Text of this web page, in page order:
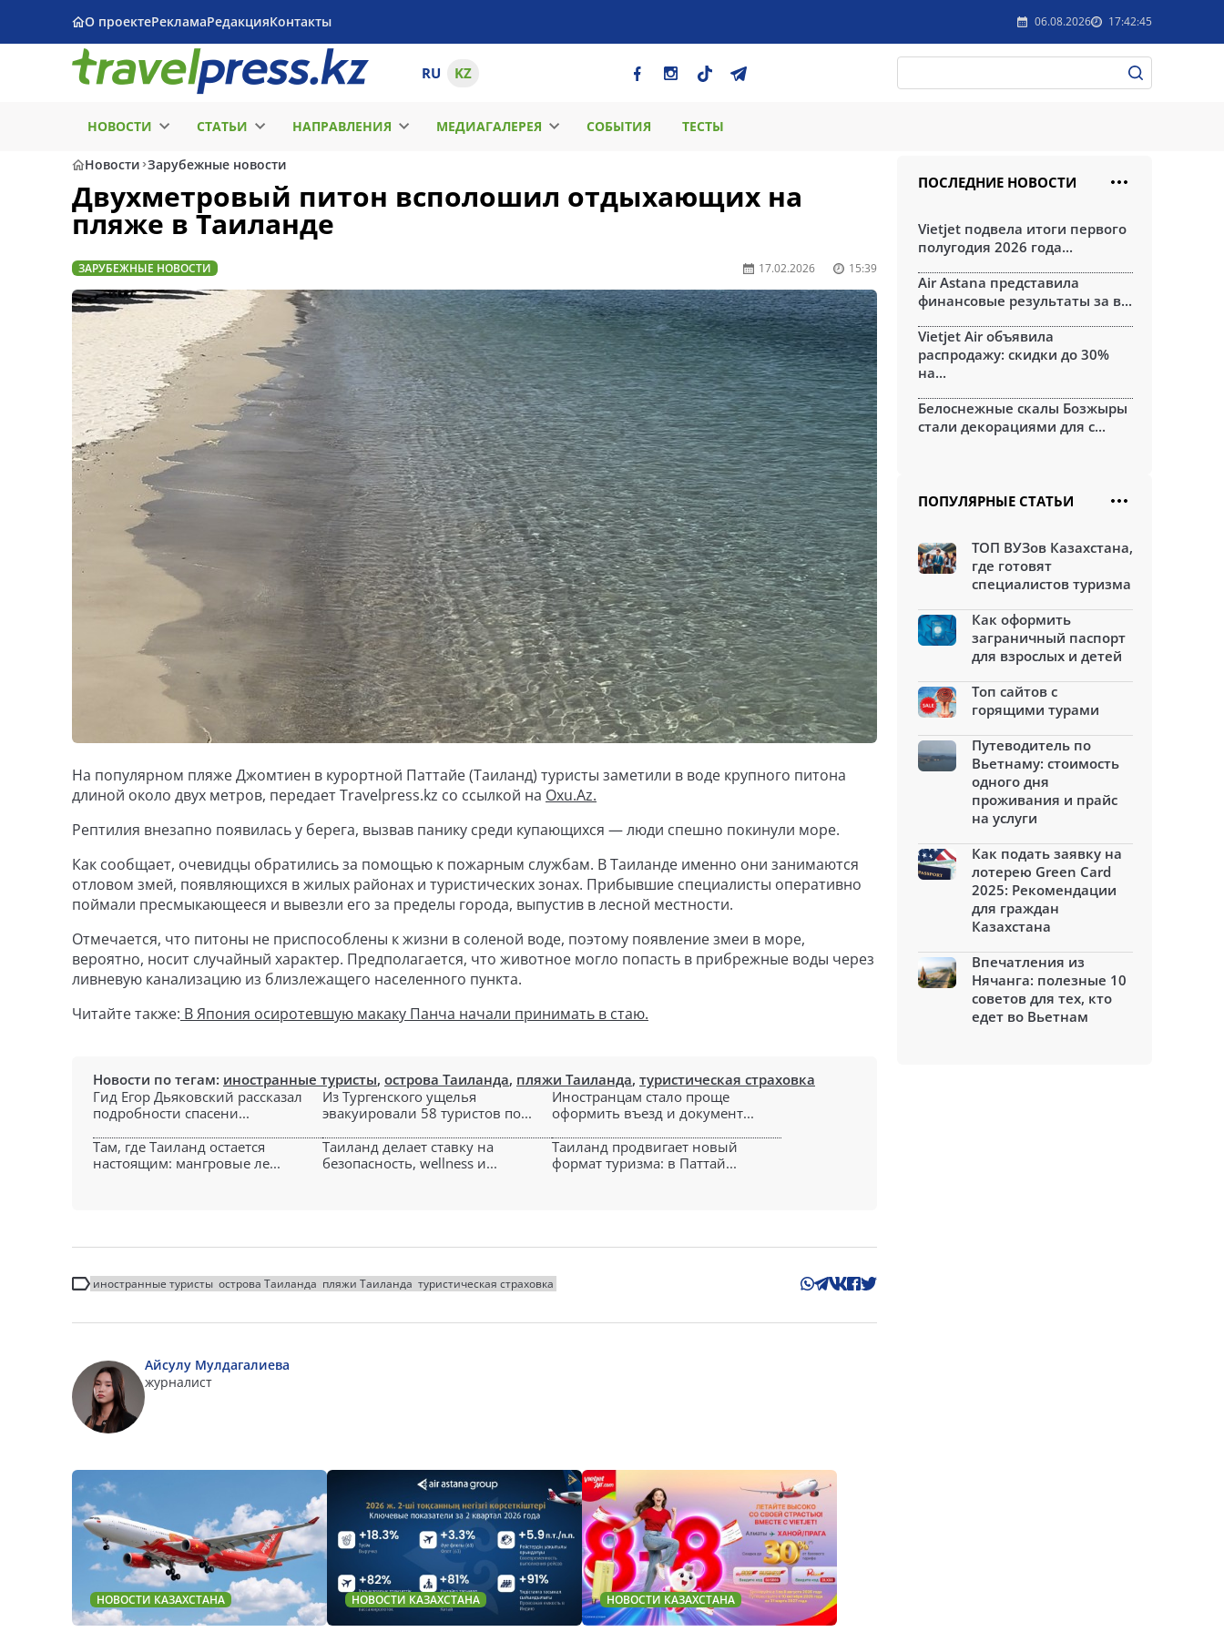
О проектеРекламаРедакцияКонтакты 06.08.2026 17:42:45
RU KZ
НОВОСТИ СТАТЬИ НАПРАВЛЕНИЯ МЕДИАГАЛЕРЕЯ СОБЫТИЯ ТЕСТЫ
Новости Зарубежные новости
Двухметровый питон всполошил отдыхающих на
пляже в Таиланде
ЗАРУБЕЖНЫЕ НОВОСТИ 17.02.2026 15:39
На популярном пляже Джомтиен в курортной Паттайе (Таиланд) туристы заметили в воде крупного питона
длиной около двух метров, передает Travelpress.kz со ссылкой на Oxu.Az.
Рептилия внезапно появилась у берега, вызвав панику среди купающихся — люди спешно покинули море.
Как сообщает, очевидцы обратились за помощью к пожарным службам. В Таиланде именно они занимаются
отловом змей, появляющихся в жилых районах и туристических зонах. Прибывшие специалисты оперативно
поймали пресмыкающееся и вывезли его за пределы города, выпустив в лесной местности.
Отмечается, что питоны не приспособлены к жизни в соленой воде, поэтому появление змеи в море,
вероятно, носит случайный характер. Предполагается, что животное могло попасть в прибрежные воды через
ливневую канализацию из близлежащего населенного пункта.
Читайте также: В Япония осиротевшую макаку Панча начали принимать в стаю.
Новости по тегам: иностранные туристы, острова Таиланда, пляжи Таиланда, туристическая страховка
Гид Егор Дьяковский рассказал
подробности спасени...
Из Тургенского ущелья
эвакуировали 58 туристов по...
Иностранцам стало проще
оформить въезд и документ...
Там, где Таиланд остается
настоящим: мангровые ле...
Таиланд делает ставку на
безопасность, wellness и...
Таиланд продвигает новый
формат туризма: в Паттай...
иностранные туристы острова Таиланда пляжи Таиланда туристическая страховка
Айсулу Мулдагалиева
журналист
НОВОСТИ КАЗАХСТАНА НОВОСТИ КАЗАХСТАНА НОВОСТИ КАЗАХСТАНА
ПОСЛЕДНИЕ НОВОСТИ
Vietjet подвела итоги первого
полугодия 2026 года...
Air Astana представила
финансовые результаты за в...
Vietjet Air объявила
распродажу: скидки до 30%
на...
Белоснежные скалы Бозжыры
стали декорациями для с...
ПОПУЛЯРНЫЕ СТАТЬИ
ТОП ВУЗов Казахстана,
где готовят
специалистов туризма
Как оформить
заграничный паспорт
для взрослых и детей
Топ сайтов с
горящими турами
Путеводитель по
Вьетнаму: стоимость
одного дня
проживания и прайс
на услуги
Как подать заявку на
лотерею Green Card
2025: Рекомендации
для граждан
Казахстана
Впечатления из
Нячанга: полезные 10
советов для тех, кто
едет во Вьетнам